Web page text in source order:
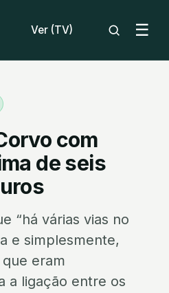
Ver (TV) ☰
com
de seis
“há várias vias no
e simplesmente,
eram
a ligação entre os